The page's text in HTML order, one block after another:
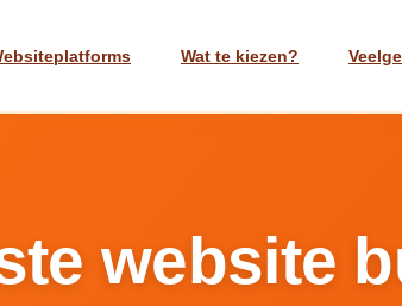
Wat te kiezen?
website